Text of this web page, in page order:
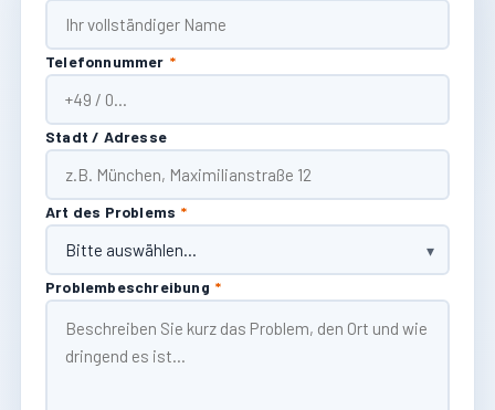
Telefonnummer *
Stadt / Adresse
Art des Problems *
Problembeschreibung *